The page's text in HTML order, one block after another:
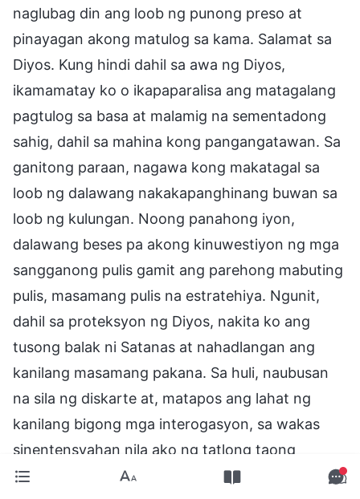
naglubag din ang loob ng punong preso at
pinayagan akong matulog sa kama. Salamat sa
Diyos. Kung hindi dahil sa awa ng Diyos,
ikamamatay ko o ikapaparalisa ang matagalang
pagtulog sa basa at malamig na sementadong
sahig, dahil sa mahina kong pangangatawan. Sa
ganitong paraan, nagawa kong makatagal sa
loob ng dalawang nakakapanghinang buwan sa
loob ng kulungan. Noong panahong iyon,
dalawang beses pa akong kinuwestiyon ng mga
sangganong pulis gamit ang parehong mabuting
pulis, masamang pulis na estratehiya. Ngunit,
dahil sa proteksyon ng Diyos, nakita ko ang
tusong balak ni Satanas at nahadlangan ang
kanilang masamang pakana. Sa huli, naubusan
na sila ng diskarte at, matapos ang lahat ng
kanilang bigong mga interogasyon, sa wakas
sinentensyahan nila ako ng tatlong taong
pagkakakulong at pinadala ako sa Pangalawang